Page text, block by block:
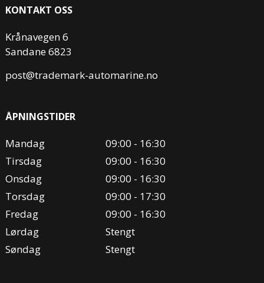
KONTAKT OSS
Krånavegen 6
Sandane 6823
post@trademark-automarine.no
ÅPNINGSTIDER
Mandag
09:00 - 16:30
Tirsdag
09:00 - 16:30
Onsdag
09:00 - 16:30
Torsdag
09:00 - 17:30
Fredag
09:00 - 16:30
Lørdag
Stengt
Søndag
Stengt